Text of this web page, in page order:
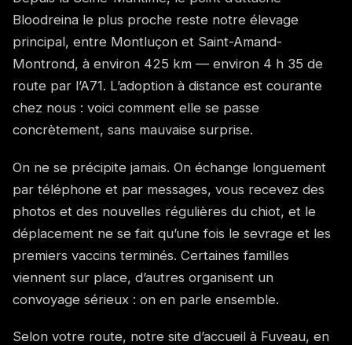
Bloodreina le plus proche reste notre élevage
principal, entre Montluçon et Saint-Amand-
Montrond, à environ 425 km — environ 4 h 35 de
route par l’A71. L’adoption à distance est courante
chez nous : voici comment elle se passe
concrètement, sans mauvaise surprise.
On ne se précipite jamais. On échange longuement
par téléphone et par messages, vous recevez des
photos et des nouvelles régulières du chiot, et le
déplacement ne se fait qu’une fois le sevrage et les
premiers vaccins terminés. Certaines familles
viennent sur place, d’autres organisent un
convoyage sérieux : on en parle ensemble.
Selon votre route, notre site d’accueil à Fuveau, en